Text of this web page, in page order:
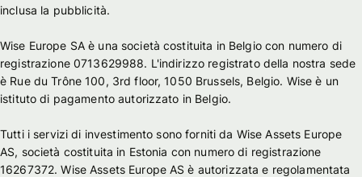
inclusa la pubblicità.
Wise Europe SA è una società costituita in Belgio con numero di
registrazione 0713629988. L'indirizzo registrato della nostra sede
è Rue du Trône 100, 3rd floor, 1050 Brussels, Belgio. Wise è un
istituto di pagamento autorizzato in Belgio.
Tutti i servizi di investimento sono forniti da Wise Assets Europe
AS, società costituita in Estonia con numero di registrazione
16267372. Wise Assets Europe AS è autorizzata e regolamentata